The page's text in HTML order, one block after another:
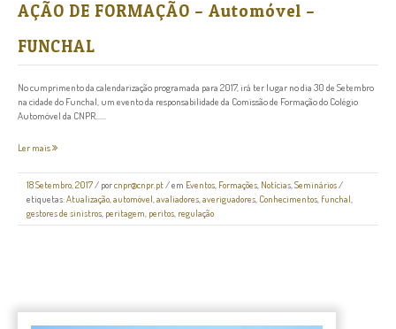
AÇÃO DE FORMAÇÃO – Automóvel –
FUNCHAL
No cumprimento da calendarização programada para 2017, irá ter lugar no dia 30 de Setembro
na cidade do Funchal, um evento da responsabilidade da Comissão de Formação do Colégio
Automóvel da CNPR......
Ler mais
18 Setembro, 2017/ porcnpr@cnpr.pt/ em Eventos, Formações, Notícias,Seminários/
etiquetas:Atualização,automóvel,avaliadores,averiguadores, Conhecimentos, funchal,
gestores de sinistros, peritagem, peritos, regulação